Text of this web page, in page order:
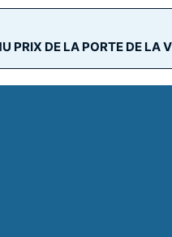
PRIX DE LA PORTE DE LA